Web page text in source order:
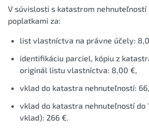
V súvislosti s katastrom nehnuteľností
poplatkami za:
list vlastníctva na právne účely:
identifikáciu parciel, kópiu z
originál listu vlastníctva: 8,00 €,
vklad do katastra nehnuteľností:
vklad do katastra nehnuteľností do
vklad): 266 €.